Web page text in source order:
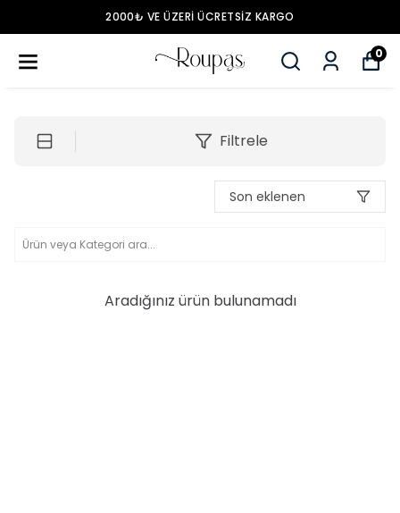
2000₺ VE ÜZERİ ÜCRETSİZ KARGO
0
Filtrele
Son eklenen
Aradığınız ürün bulunamadı